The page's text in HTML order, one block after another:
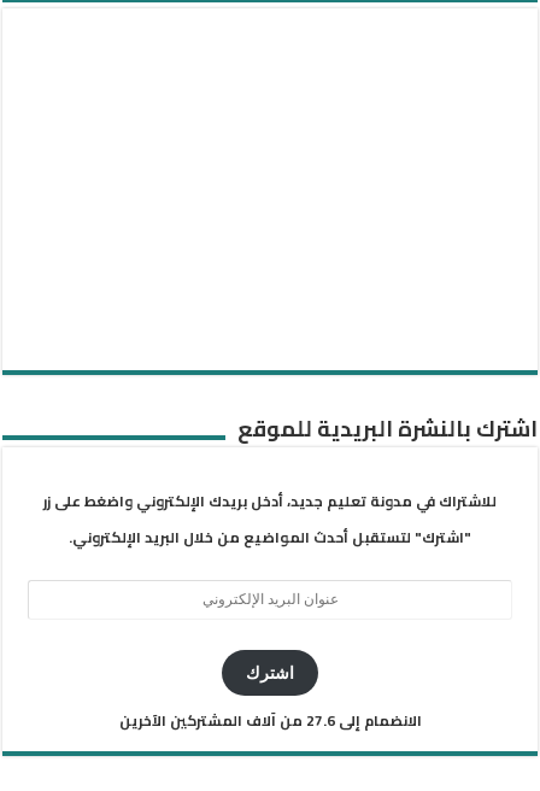
اشترك بالنشرة البريدية للموقع
للاشتراك في مدونة تعليم جديد، أدخل بريدك الإلكتروني واضغط على زر
"اشترك" لتستقبل أحدث المواضيع من خلال البريد الإلكتروني.
اشترك
الانضمام إلى 27.6 من آلاف المشتركين الآخرين